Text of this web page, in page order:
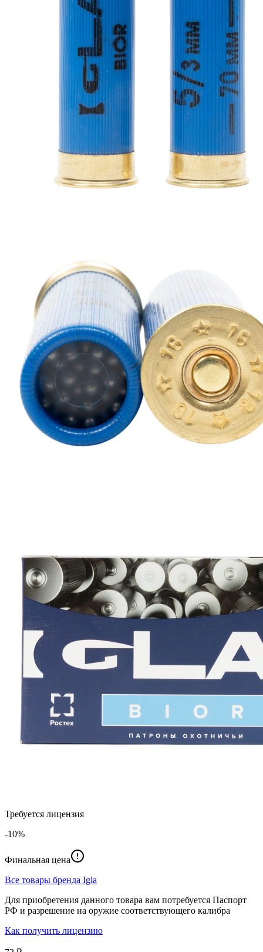
Требуется лицензия
-10%
Финальная цена
Все товары бренда Igla
Для приобретения данного товара вам потребуется Паспорт
РФ и разрешение на оружие соответствующего калибра
Как получить лицензию